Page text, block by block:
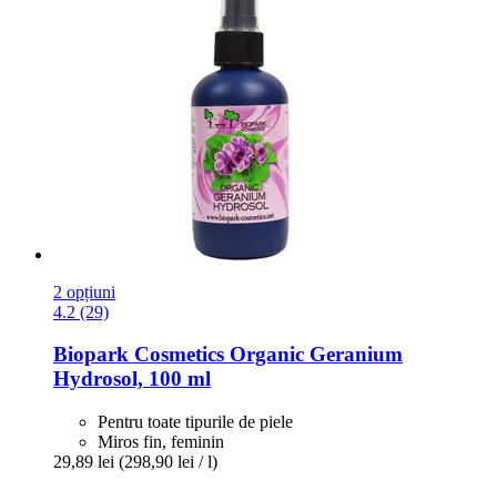
2 opțiuni
4.2 (29)
Biopark Cosmetics Organic Geranium
Hydrosol, 100 ml
Pentru toate tipurile de piele
Miros fin, feminin
29,89 lei (298,90 lei / l)